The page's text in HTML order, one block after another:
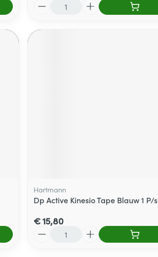
Hartmann
Dp Active Kinesio Tape Blauw 1 P/s
€ 15,80